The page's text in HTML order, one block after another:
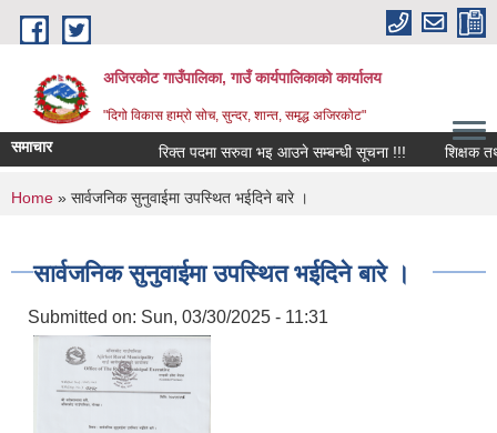
Skip to main content
अजिरकोट गाउँपालिका, गाउँ कार्यपालिकाको कार्यालय
"दिगो विकास हाम्रो सोच, सुन्दर, शान्त, समृद्ध अजिरकोट"
समाचार रिक्त पदमा सरुवा भइ आउने सम्बन्धी सूचना !!! शिक्षक तथा
You are here
Home » सार्वजनिक सुनुवाईमा उपस्थित भईदिने बारे ।
सार्वजनिक सुनुवाईमा उपस्थित भईदिने बारे ।
Submitted on: Sun, 03/30/2025 - 11:31